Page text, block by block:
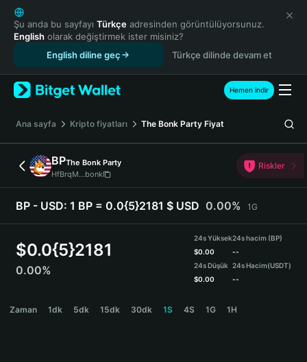
English
日本語
Tiếng Việt
Español (Latinoamérica)
Türkçe
Français
Deutsch
简体中文
繁體中文
Português (Portugal)
Bahasa Indonesia
ภาษาไทย
Español
Español (Argentina)
Şu anda bu sayfayı Türkçe adresinden görüntülüyorsunuz.
English olarak değiştirmek ister misiniz?
English diline geç
Türkçe dilinde devam et
Hemen indir
Ana sayfa Kripto fiyatları The Bonk Party Fiyat
BPThe Bonk Party
HfBrqM...bonk
Riskler
BP - USD: 1 BP = 0.0{5}2181 $ USD 0.00% 1G
$0.0{5}2181
0.00%
24s Yüksek
$0.00
24s Düşük
$0.00
24s hacim (BP)
--
24s Hacim(USDT)
--
Zaman 1dk 5dk 15dk 30dk 1S 4S 1G 1H